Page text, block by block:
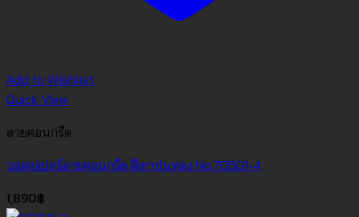
Add to Wishlist
Quick View
ลายคอนกรีต
วอลเปเปอร์ลายคอนกรีต สีเทาปนทอง No.70501-4
1,890฿